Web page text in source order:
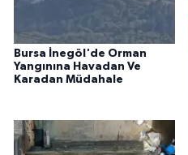
Bursa İnegöl'de Orman
Yangınına Havadan Ve
Karadan Müdahale